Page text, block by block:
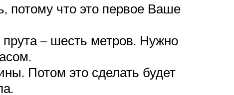
потому что это первое Ваше
прута – шесть метров. Нужно
Потом это сделать будет